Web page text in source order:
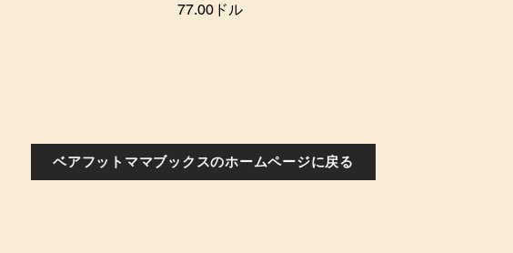
77.00ドル
ベアフットママブックスのホームページに戻る